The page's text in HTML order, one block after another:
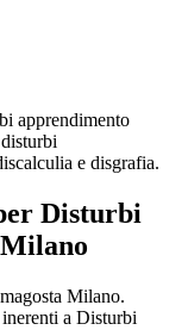
apprendimento
e disgrafia.
Disturbi